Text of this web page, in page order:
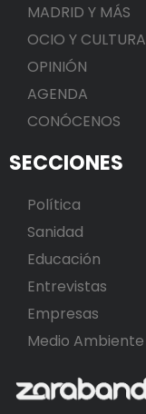
MADRID Y MÁS
OCIO Y CULTURA
OPINIÓN
AGENDA
CONÓCENOS
SECCIONES
Política
Sanidad
Educación
Entrevistas
Empresas
Medio Ambiente